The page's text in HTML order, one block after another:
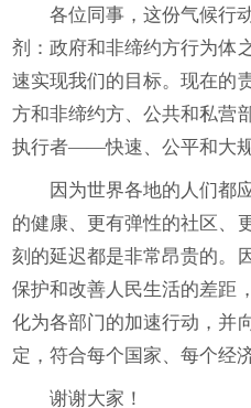
各位同事，这份气候行
剂：政府和非缔约方行为体
速实现我们的目标。现在
方和非缔约方、公共和私营
执行者——快速、公平和大规
因为世界各地的人们都
的健康、更有弹性的社区、
刻的延迟都是非常昂贵的。
保护和改善人民生活的差距
化为各部门的加速行动，并
定，符合每个国家、每个经
谢谢大家！